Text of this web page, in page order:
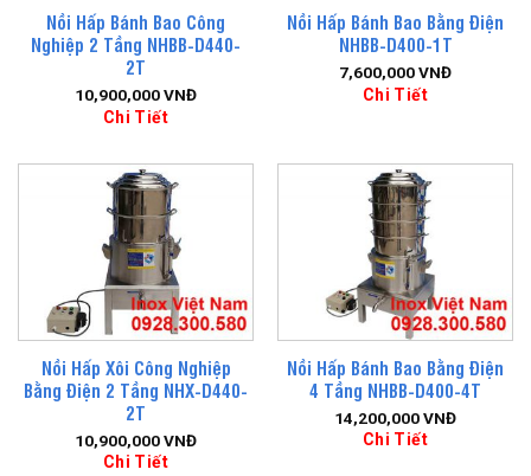
Nồi Hấp Bánh Bao Công
Nghiệp 2 Tầng NHBB-D440-
2T
10,900,000VNĐ
Chi Tiết
Nồi Hấp Bánh Bao Bằng Điện
NHBB-D400-1T
7,600,000VNĐ
Chi Tiết
Nồi Hấp Xôi Công Nghiệp
Bằng Điện 2 Tầng NHX-D440-
2T
10,900,000VNĐ
Chi Tiết
Nồi Hấp Bánh Bao Bằng Điện
4 Tầng NHBB-D400-4T
14,200,000VNĐ
Chi Tiết